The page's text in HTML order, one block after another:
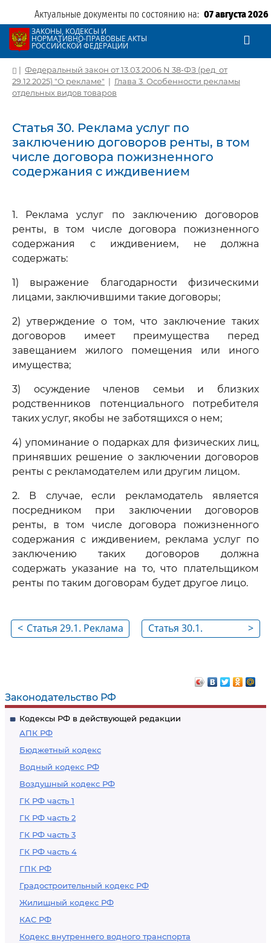
Актуальные документы по состоянию на: 07 августа 2026
ЗАКОНЫ, КОДЕКСЫ И
НОРМАТИВНО-ПРАВОВЫЕ АКТЫ
РОССИЙСКОЙ ФЕДЕРАЦИИ
Законодательство РФ
Кодексы РФ в действующей редакции
АПК РФ
Бюджетный кодекс
Водный кодекс РФ
Воздушный кодекс РФ
ГК РФ часть 1
ГК РФ часть 2
ГК РФ часть 3
ГК РФ часть 4
ГПК РФ
Градостроительный кодекс РФ
Жилищный кодекс РФ
КАС РФ
Кодекс внутреннего водного транспорта
| Федеральный закон от 13.03.2006 N 38-ФЗ (ред. от
29.12.2025) "О рекламе" | Глава 3. Особенности рекламы
отдельных видов товаров
Статья 30. Реклама услуг по
заключению договоров ренты, в том
числе договора пожизненного
содержания с иждивением
1. Реклама услуг по заключению договоров
ренты, в том числе договора пожизненного
содержания с иждивением, не должна
содержать:
1) выражение благодарности физическими
лицами, заключившими такие договоры;
2) утверждение о том, что заключение таких
договоров имеет преимущества перед
завещанием жилого помещения или иного
имущества;
3) осуждение членов семьи и близких
родственников потенциального потребителя
таких услуг, якобы не заботящихся о нем;
4) упоминание о подарках для физических лиц,
принявших решение о заключении договоров
ренты с рекламодателем или другим лицом.
2. В случае, если рекламодатель является
посредником при заключении договоров
ренты, в том числе договора пожизненного
содержания с иждивением, реклама услуг по
заключению таких договоров должна
содержать указание на то, что плательщиком
ренты по таким договорам будет другое лицо.
< Статья 29.1. Реклама
>
Статья 30.1.
медиаторов по
обеспечению
проведения
процедуры